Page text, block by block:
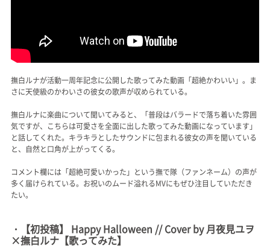
撫白ルナが活動一周年記念に公開した歌ってみた動画「超絶かわいい」。ま
さに天使級のかわいさの彼女の歌声が収められている。
撫白ルナに楽曲について聞いてみると、「普段はバラードで落ち着いた雰囲
気ですが、こちらは可愛さを全面に出した歌ってみた動画になっています」
と話してくれた。キラキラとしたサウンドに包まれる彼女の声を聞いている
と、自然と口角が上がってくる。
コメント欄には「超絶可愛いかった」という撫で隊（ファンネーム）の声が
多く届けられている。お祝いのムード溢れるMVにもぜひ注目していただき
たい。
・【初投稿】 Happy Halloween // Cover by 月夜見ユヲ
×撫白ルナ【歌ってみた】